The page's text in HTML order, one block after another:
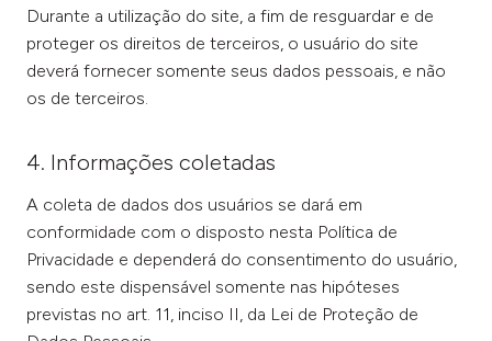
Durante a utilização do site, a fim de resguardar e de
proteger os direitos de terceiros, o usuário do site
deverá fornecer somente seus dados pessoais, e não
os de terceiros.
4. Informações coletadas
A coleta de dados dos usuários se dará em
conformidade com o disposto nesta Política de
Privacidade e dependerá do consentimento do usuário,
sendo este dispensável somente nas hipóteses
previstas no art. 11, inciso II, da Lei de Proteção de